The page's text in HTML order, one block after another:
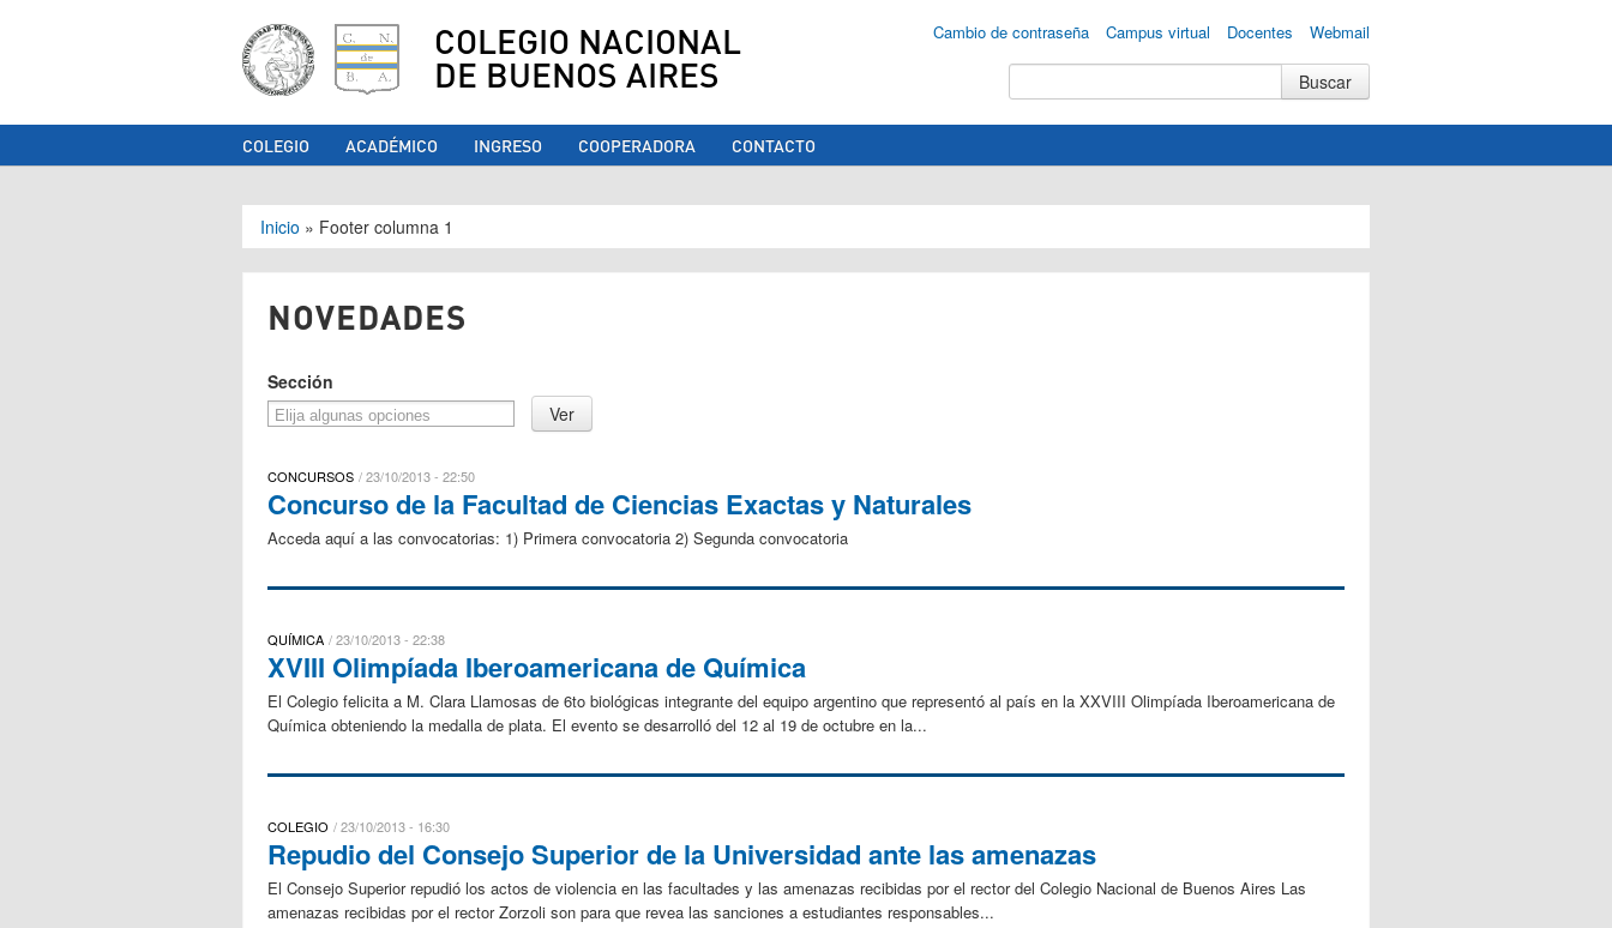
COLEGIO NACIONAL
DE BUENOS AIRES
Cambio de contraseña Campus virtual Docentes Webmail
COLEGIO ACADÉMICO INGRESO COOPERADORA CONTACTO
Se encuentra usted aquí
Inicio » Footer columna 1
NOVEDADES
Sección
CONCURSOS 23/10/2013 - 22:50
Concurso de la Facultad de Ciencias Exactas y Naturales
Acceda aquí a las convocatorias: 1) Primera convocatoria 2) Segunda convocatoria
QUÍMICA 23/10/2013 - 22:38
XVIII Olimpíada Iberoamericana de Química
El Colegio felicita a M. Clara Llamosas de 6to biológicas integrante del equipo argentino que representó al país en la XXVIII Olimpíada Iberoamericana de
Química obteniendo la medalla de plata. El evento se desarrolló del 12 al 19 de octubre en la...
COLEGIO 23/10/2013 - 16:30
Repudio del Consejo Superior de la Universidad ante las amenazas
El Consejo Superior repudió los actos de violencia en las facultades y las amenazas recibidas por el rector del Colegio Nacional de Buenos Aires Las
amenazas recibidas por el rector Zorzoli son para que revea las sanciones a estudiantes responsables...